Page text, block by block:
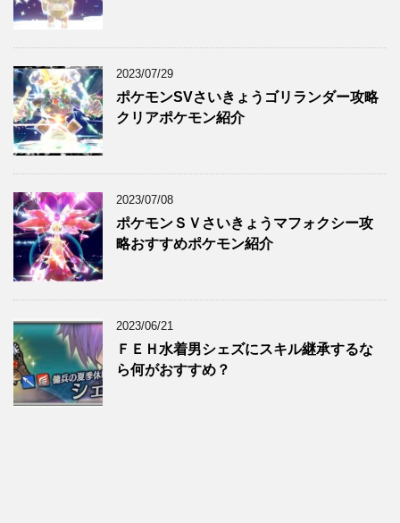
2023/07/29
ポケモンSVさいきょうゴリランダー攻略
クリアポケモン紹介
2023/07/08
ポケモンＳＶさいきょうマフォクシー攻
略おすすめポケモン紹介
2023/06/21
ＦＥＨ水着男シェズにスキル継承するな
ら何がおすすめ？